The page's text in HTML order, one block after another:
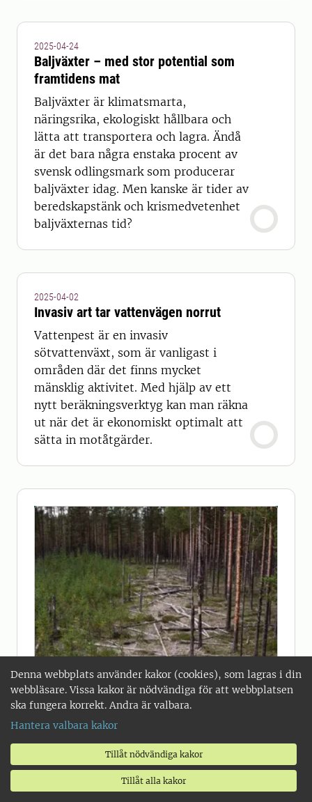
Denna webbplats använder kakor (cookies), som lagras i din
webbläsare. Vissa kakor är nödvändiga för att webbplatsen
ska fungera korrekt. Andra är valbara.
Hantera valbara kakor
Tillåt nödvändiga kakor
Tillåt alla kakor
2025-04-24
Baljväxter – med stor potential som
framtidens mat
Baljväxter är klimatsmarta,
näringsrika, ekologiskt hållbara och
lätta att transportera och lagra. Ändå
är det bara några enstaka procent av
svensk odlingsmark som producerar
baljväxter idag. Men kanske är tider av
beredskapstänk och krismedvetenhet
baljväxternas tid?
2025-04-02
Invasiv art tar vattenvägen norrut
Vattenpest är en invasiv
sötvattenväxt, som är vanligast i
områden där det finns mycket
mänsklig aktivitet. Med hjälp av ett
nytt beräkningsverktyg kan man räkna
ut när det är ekonomiskt optimalt att
sätta in motåtgärder.
De stora trädens mykorrhiza hjälper
inte småplantor i fattig tallskog